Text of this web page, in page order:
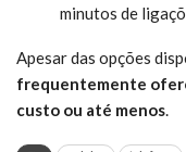
minutos de
Apesar das opções
frequentemente
custo ou até menos.